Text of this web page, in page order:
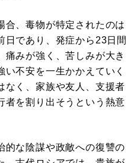
、毒物が特定されたのは
日であり、発症から23日間
痛みが強く、苦しみが大き
い不安を一生かかえていく
なく、家族や友人、支援者
者を割り出そうという熱意
な陰謀や政敵への復讐の